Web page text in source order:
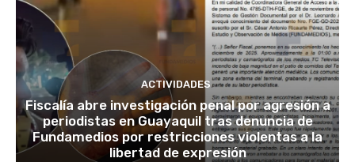
ACTIVIDADES
Fiscalía abre investigación penal por agresión a
periodistas en Guayaquil tras denuncia de
Fundamedios por restricciones violentas a la
libertad de expresión